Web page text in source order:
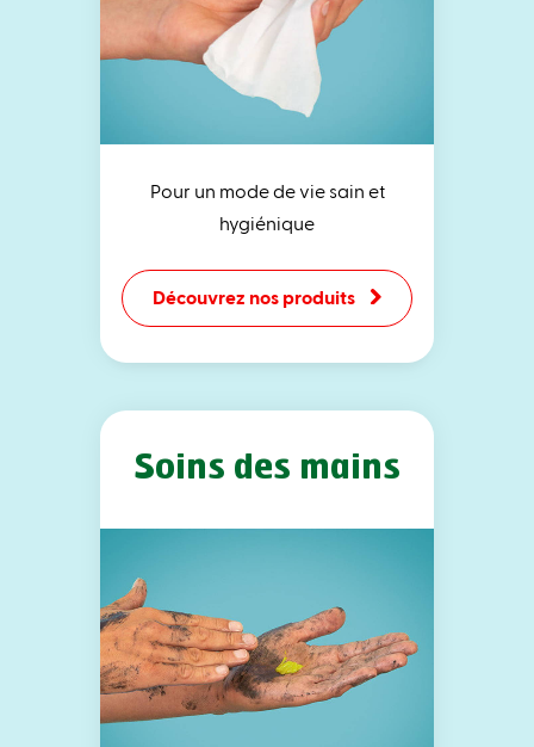
Pour un mode de vie sain et
hygiénique
Découvrez nos produits
Soins des mains